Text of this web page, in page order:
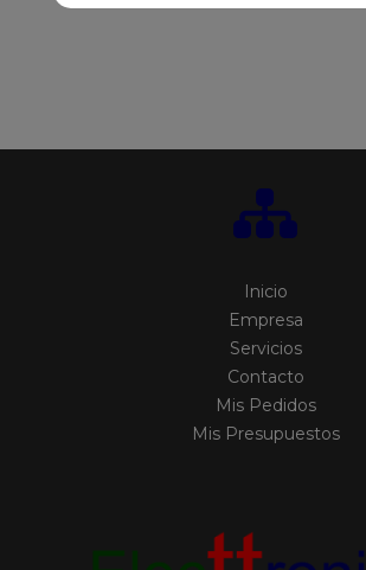
Inicio
Empresa
Servicios
Contacto
Mis Pedidos
Mis Presupuestos